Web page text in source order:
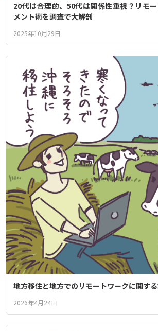
20代は合理的、50代は関係性重視？リモ
メント術を調査で大解剖
2025年10月29日
地方移住と地方でのリモートワークに関す
2026年4月24日